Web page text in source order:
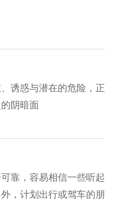
诱惑与潜在的危险，正
阴暗面
靠，容易相信一些听起
，计划出行或驾车的朋